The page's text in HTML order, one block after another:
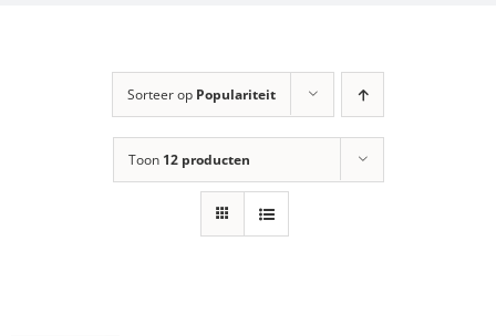
Sorteer op Populariteit
Toon 12 producten